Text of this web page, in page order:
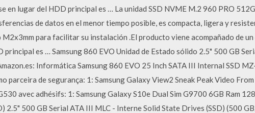
en lugar del HDD principal es … La unidad SSD NVME M.2 960 PRO
de datos en el menor tiempo posible, es compacta, ligera y
para facilitar su instalación .El producto viene acompañado de
principal es … Samsung 860 EVO Unidad de Estado sólido 2.5" 500 GB
Informática Samsung 860 EVO 25 Inch SATA III Internal SSD
parceira de segurança: 1: Samsung Galaxy View2 Sneak Peak Video
avec adhésifs: 1: Samsung Galaxy S10e Dual Sim G9700 6GB Ram
2.5" 500 GB Serial ATA III MLC - Interne Solid State Drives (SSD) (500